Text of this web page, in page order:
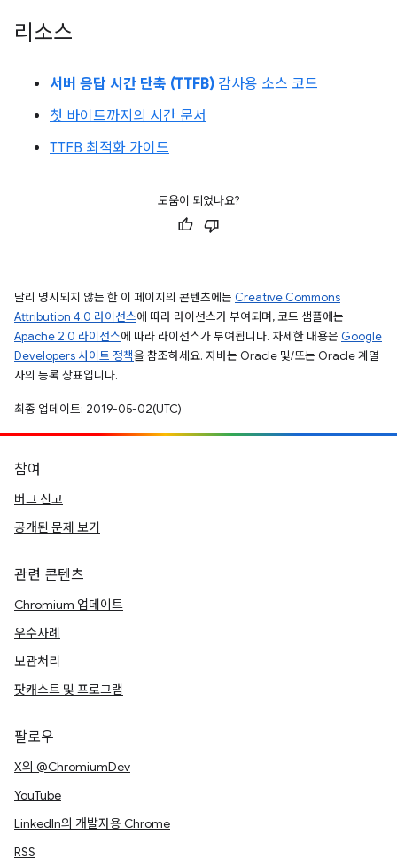
리소스
서버 응답 시간 단축 (TTFB) 감사용 소스 코드
첫 바이트까지의 시간 문서
TTFB 최적화 가이드
도움이 되었나요?
달리 명시되지 않는 한 이 페이지의 콘텐츠에는 Creative Commons
Attribution 4.0 라이선스에 따라 라이선스가 부여되며, 코드 샘플에는
Apache 2.0 라이선스에 따라 라이선스가 부여됩니다. 자세한 내용은 Google
Developers 사이트 정책을 참조하세요. 자바는 Oracle 및/또는 Oracle 계열
사의 등록 상표입니다.
최종 업데이트: 2019-05-02(UTC)
참여
버그 신고
공개된 문제 보기
관련 콘텐츠
Chromium 업데이트
우수사례
보관처리
팟캐스트 및 프로그램
팔로우
X의 @ChromiumDev
YouTube
LinkedIn의 개발자용 Chrome
RSS